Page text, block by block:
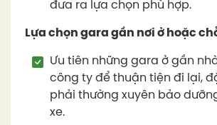
đưa ra lựa chọn phù hợp.
Lựa chọn gara gần nơi ở hoặc
Ưu tiên những gara ở gần
công ty để thuận tiện đi lại,
phải thường xuyên bảo
xe.